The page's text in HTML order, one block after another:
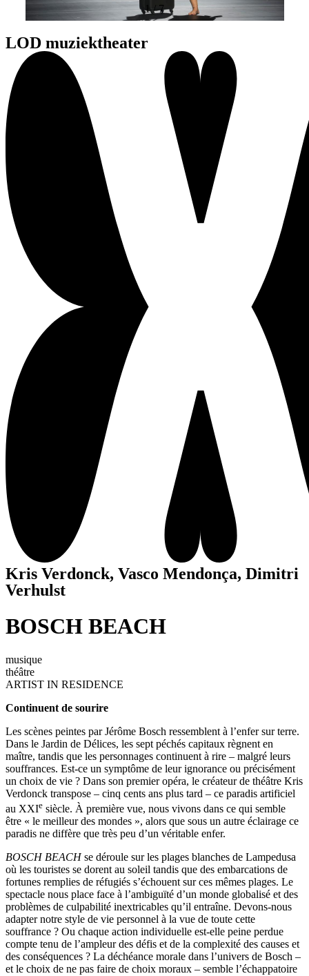
1/7
LOD muziektheater
Kris Verdonck, Vasco Mendonça, Dimitri
Verhulst
BOSCH BEACH
musique
théâtre
ARTIST IN RESIDENCE
Continuent de sourire
Les scènes peintes par Jérôme Bosch ressemblent à l’enfer sur terre.
Dans le Jardin de Délices, les sept péchés capitaux règnent en
maître, tandis que les personnages continuent à rire – malgré leurs
souffrances. Est-ce un symptôme de leur ignorance ou précisément
un choix de vie ? Dans son premier opéra, le créateur de théâtre Kris
Verdonck transpose – cinq cents ans plus tard – ce paradis artificiel
au XXIe siècle. À première vue, nous vivons dans ce qui semble
être « le meilleur des mondes », alors que sous un autre éclairage ce
paradis ne diffère que très peu d’un véritable enfer.
BOSCH BEACHse déroule sur les plages blanches de Lampedusa
où les touristes se dorent au soleil tandis que des embarcations de
fortunes remplies de réfugiés s’échouent sur ces mêmes plages. Le
spectacle nous place face à l’ambiguïté d’un monde globalisé et des
problèmes de culpabilité inextricables qu’il entraîne. Devons-nous
adapter notre style de vie personnel à la vue de toute cette
souffrance ? Ou chaque action individuelle est-elle peine perdue
compte tenu de l’ampleur des défis et de la complexité des causes et
des conséquences ? La déchéance morale dans l’univers de Bosch –
et le choix de ne pas faire de choix moraux – semble l’échappatoire